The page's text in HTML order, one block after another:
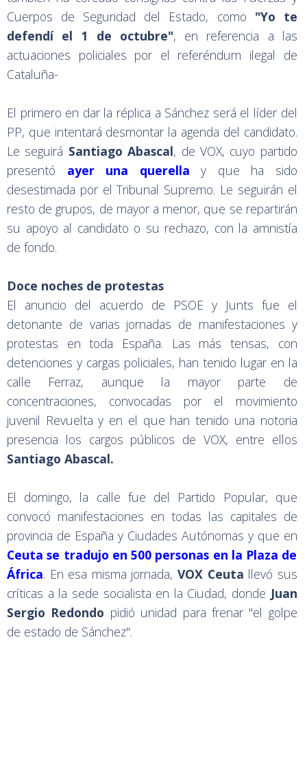
Cuerpos de Seguridad del Estado, como "Yo te
defendí el 1 de octubre", en referencia a las
actuaciones policiales por el referéndum ilegal de
Cataluña-
El primero en dar la réplica a Sánchez será el líder del
PP, que intentará desmontar la agenda del candidato.
Le seguirá Santiago Abascal, de VOX, cuyo partido
presentó ayer una querellay que ha sido
desestimada por el Tribunal Supremo. Le seguirán el
resto de grupos, de mayor a menor, que se repartirán
su apoyo al candidato o su rechazo, con la amnistía
de fondo.
Doce noches de protestas
El anuncio del acuerdo de PSOE y Junts fue el
detonante de varias jornadas de manifestaciones y
protestas en toda España. Las más tensas, con
detenciones y cargas policiales, han tenido lugar en la
calle Ferraz, aunque la mayor parte de
concentraciones, convocadas por el movimiento
juvenil Revuelta y en el que han tenido una notoria
presencia los cargos públicos de VOX, entre ellos
Santiago Abascal.
El domingo, la calle fue del Partido Popular, que
convocó manifestaciones en todas las capitales de
provincia de España y Ciudades Autónomas y que en
Ceuta se tradujo en 500 personas en la Plaza de
África. En esa misma jornada, VOX Ceuta llevó sus
críticas a la sede socialista en la Ciudad, donde Juan
Sergio Redondo pidió unidad para frenar "el golpe
de estado de Sánchez".